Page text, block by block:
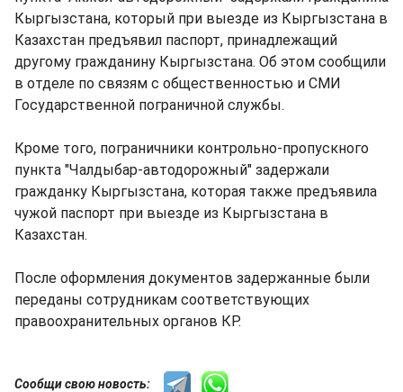
Кыргызстана, который при выезде из Кыргызстана в
Казахстан предъявил паспорт, принадлежащий
другому гражданину Кыргызстана. Об этом сообщили
в отделе по связям с общественностью и СМИ
Государственной пограничной службы.
Кроме того, пограничники контрольно-пропускного
пункта "Чалдыбар-автодорожный" задержали
гражданку Кыргызстана, которая также предъявила
чужой паспорт при выезде из Кыргызстана в
Казахстан.
После оформления документов задержанные были
переданы сотрудникам соответствующих
правоохранительных органов КР.
Сообщи свою новость: